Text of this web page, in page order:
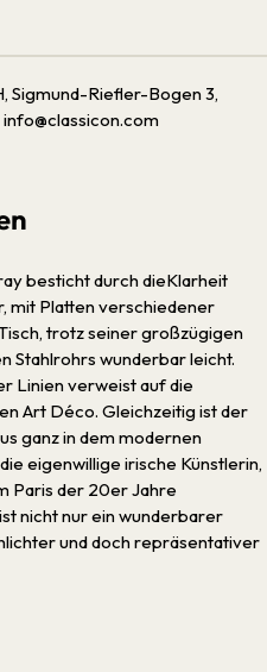
Sigmund-Riefler-Bogen 3,
besticht durch dieKlarheit
mit Platten verschiedener
trotz seiner großzügigen
Stahlrohrs wunderbar leicht.
Linien verweist auf die
Art Déco. Gleichzeitig ist der
ganz in dem modernen
eigenwillige irische Künstlerin,
Paris der 20er Jahre
nicht nur ein wunderbarer
und doch repräsentativer